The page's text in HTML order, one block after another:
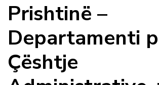
Prishtinë –
Departamenti
Çështje